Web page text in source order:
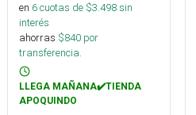
en 6cuotas de $3.498sin
interés
ahorras $840 por
transferencia.
LLEGA MAÑANA✔️TIENDA
APOQUINDO